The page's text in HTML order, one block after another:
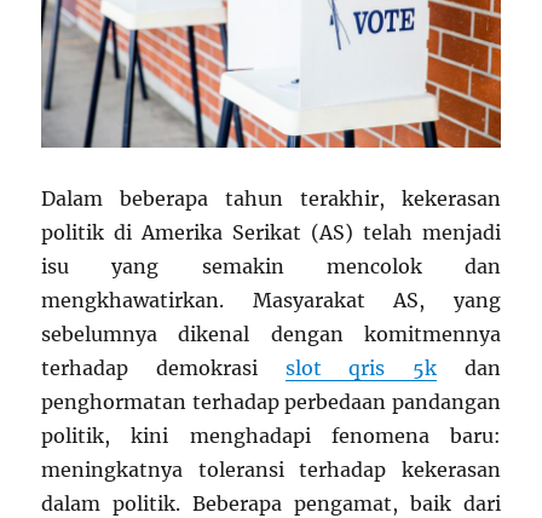
Dalam beberapa tahun terakhir, kekerasan
politik di Amerika Serikat (AS) telah menjadi
isu yang semakin mencolok dan
mengkhawatirkan. Masyarakat AS, yang
sebelumnya dikenal dengan komitmennya
terhadap demokrasi slot qris 5kdan
penghormatan terhadap perbedaan pandangan
politik, kini menghadapi fenomena baru:
meningkatnya toleransi terhadap kekerasan
dalam politik. Beberapa pengamat, baik dari